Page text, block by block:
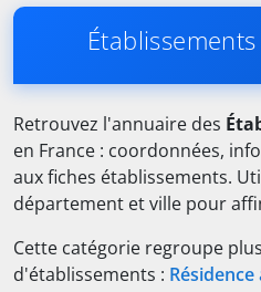
Retrouvez l'annuaire des
en France : coordonnées,
aux fiches établissements.
département et ville pour
Cette catégorie regroupe
d'établissements :